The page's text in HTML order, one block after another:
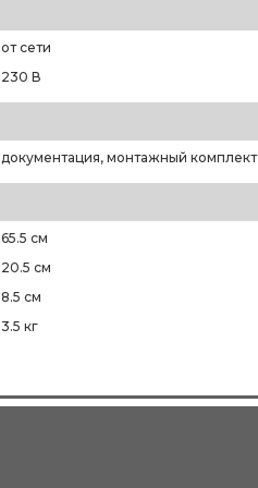
от сети
230 В
документация, монтажный комплект
65.5 см
20.5 см
8.5 см
3.5 кг